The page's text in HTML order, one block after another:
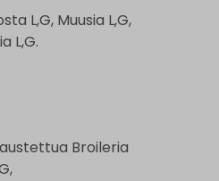
L,G, Muusia L,G,
L,G.
Broileria